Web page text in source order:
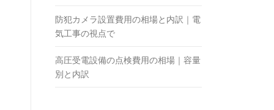
防犯カメラ設置費用の相場と内訳｜電
気工事の視点で
高圧受電設備の点検費用の相場｜容量
別と内訳